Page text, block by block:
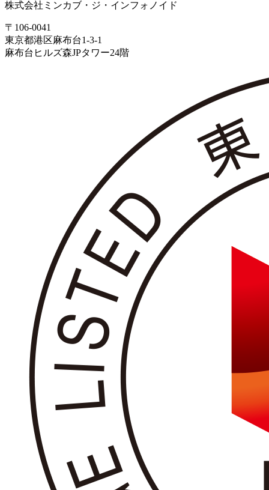
株式会社ミンカブ・ジ・インフォノイド
〒106-0041
東京都港区麻布台1-3-1
麻布台ヒルズ森JPタワー24階